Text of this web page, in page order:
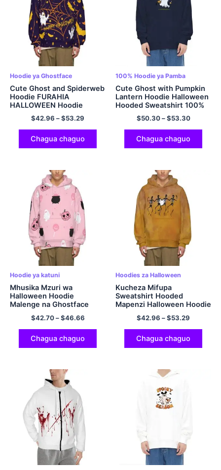
Hoodie ya Ghostface
Cute Ghost and Spiderweb
Hoodie FURAHIA
HALLOWEEN Hoodie
Sweatshirt Navy Blue
$42.96 –$53.29
Chagua chaguo
100% Hoodie ya Pamba
Cute Ghost with Pumpkin
Lantern Hoodie Halloween
Hooded Sweatshirt 100%
Cotton Comfort Pullover
Hoodie kwa Wanaume na
Wanawake
$50.30–$53.30
Chagua chaguo
Hoodie ya katuni
Mhusika Mzuri wa
Halloween Hoodie
Malenge na Ghostface
Hoodie Polyester Pullover
Hoodie Pinki
$42.70–$46.66
Chagua chaguo
Hoodies za Halloween
Kucheza Mifupa
Sweatshirt Hooded
Mapenzi Halloween Hoodie
kwa Wanaume na
Wanawake
$42.96 –$53.29
Chagua chaguo